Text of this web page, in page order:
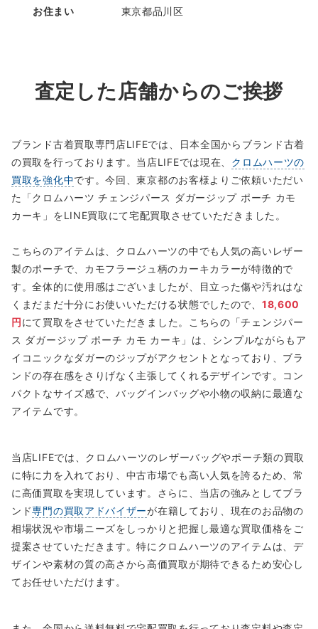
お住まい 東京都品川区
査定した店舗からのご挨拶
ブランド古着買取専門店LIFEでは、日本全国からブランド古着
の買取を行っております。当店LIFEでは現在、 クロムハーツの
買取を強化中です。今回、東京都のお客様よりご依頼いただい
た「クロムハーツ チェンジパース ダガージップ ポーチ カモ
カーキ」をLINE買取にて宅配買取させていただきました。
こちらのアイテムは、クロムハーツの中でも人気の高いレザー
製のポーチで、カモフラージュ柄のカーキカラーが特徴的で
す。全体的に使用感はございましたが、目立った傷や汚れはな
くまだまだ十分にお使いいただける状態でしたので、 18,600
円にて買取をさせていただきました。こちらの「チェンジパー
ス ダガージップ ポーチ カモ カーキ」は、シンプルながらもア
イコニックなダガーのジップがアクセントとなっており、ブラ
ンドの存在感をさりげなく主張してくれるデザインです。コン
パクトなサイズ感で、バッグインバッグや小物の収納に最適な
アイテムです。
当店LIFEでは、クロムハーツのレザーバッグやポーチ類の買取
に特に力を入れており、中古市場でも高い人気を誇るため、常
に高価買取を実現しています。さらに、当店の強みとしてブラ
ンド専門の買取アドバイザーが在籍しており、現在のお品物の
相場状況や市場ニーズをしっかりと把握し最適な買取価格をご
提案させていただきます。特にクロムハーツのアイテムは、デ
ザインや素材の質の高さから高価買取が期待できるため安心し
てお任せいただけます。